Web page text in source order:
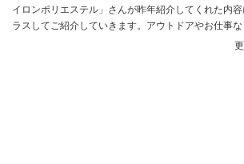
イロンポリエステル」さんが昨年紹介してくれた内
ラスしてご紹介していきます。アウトドアやお仕事